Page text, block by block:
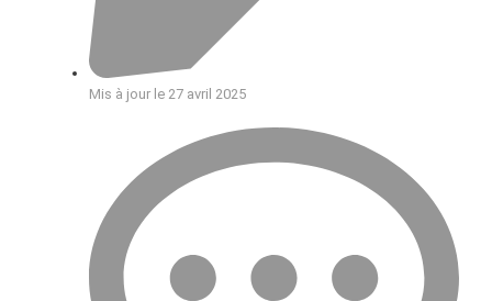
Mis à jour le 27 avril 2025